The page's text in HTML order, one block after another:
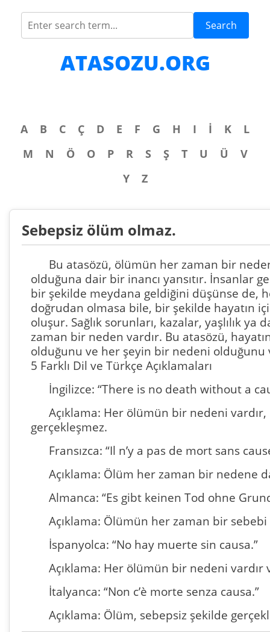
Search
ATASOZU.ORG
A B C Ç D E F G H I İ K
L
M
N Ö O P R S Ş T U Ü
V
Y
Z
Sebepsiz ölüm olmaz.
Bu atasözü, ölümün her zaman bir
olduğuna dair bir inancı yansıtır. İnsanlar
bir şekilde meydana geldiğini düşünse de,
doğrudan olmasa bile, bir şekilde hayatın
oluşur. Sağlık sorunları, kazalar, yaşlılık
zaman bir neden vardır. Bu atasözü,
olduğunu ve her şeyin bir nedeni olduğunu
5 Farklı Dil ve Türkçe Açıklamaları
İngilizce: “There is no death without a
Açıklama: Her ölümün bir nedeni
gerçekleşmez.
Fransızca: “Il n’y a pas de mort sans
Açıklama: Ölüm her zaman bir nedene
Almanca: “Es gibt keinen Tod ohne
Açıklama: Ölümün her zaman bir
İspanyolca: “No hay muerte sin causa.”
Açıklama: Her ölümün bir nedeni
İtalyanca: “Non c’è morte senza causa.”
Açıklama: Ölüm, sebepsiz şekilde